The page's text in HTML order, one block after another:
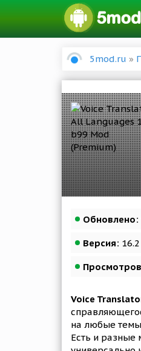
5mod.ru »
Обновлено:
Версия:
Voice
на любые темы
Есть и разные